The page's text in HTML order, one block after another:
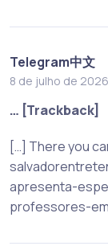
Telegram中文
8 de julho de 2026
… [Trackback]
[…] There you
apresenta-
professores-